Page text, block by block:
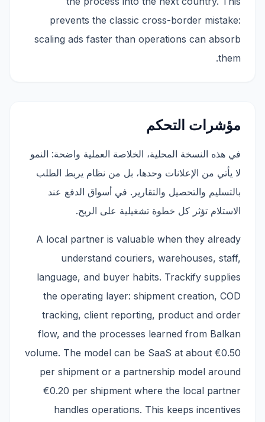
prevents the classic cross-border mistake:
scaling ads faster than operations can absorb
them.
مؤشرات التحكم
في هذه النسخة المحلية، الخلاصة العملية واضحة: النمو
لا يأتي من الإعلانات وحدها، بل من نظام يربط الطلب
بالتسليم والتحصيل والتقارير. في أسواق الدفع عند
الاستلام تؤثر كل خطوة تشغيلية على الربح.
A local partner is valuable when they already
understand couriers, warehouses, staff,
language, and buyer habits. Trackify supplies
the operating layer: shipment creation, COD
tracking, client reporting, product and order
flow, and the processes learned from Balkan
volume. The model can be SaaS at about €0.50
per shipment or a partnership model around
€0.20 per shipment where the local partner
handles operations. This keeps incentives